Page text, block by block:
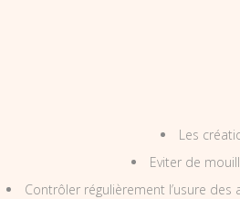
Les
Eviter de
Contrôler régulièrement l’usure